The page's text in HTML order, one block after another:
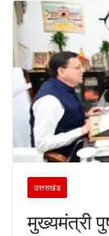
उत्तराखंड
मुख्यमंत्री